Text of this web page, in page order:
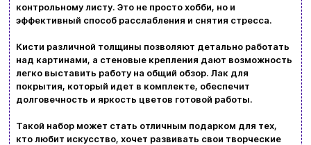
контрольному листу. Это не просто хобби, но и
эффективный способ расслабления и снятия стресса.
Кисти различной толщины позволяют детально работать
над картинами, а стеновые крепления дают возможность
легко выставить работу на общий обзор. Лак для
покрытия, который идет в комплекте, обеспечит
долговечность и яркость цветов готовой работы.
Такой набор может стать отличным подарком для тех,
кто любит искусство, хочет развивать свои творческие
Бренды
Доставка и оплата
Новости и статьи
Возврат и обмен товаров
Политика конфиденциальности